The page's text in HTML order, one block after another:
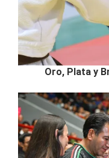
Oro, Plata y